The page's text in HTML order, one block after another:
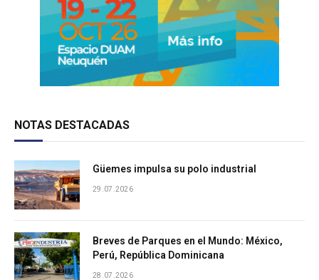
NOTAS DESTACADAS
Güemes impulsa su polo industrial
29.07.2026
Breves de Parques en el Mundo: México,
Perú, República Dominicana
28.07.2026